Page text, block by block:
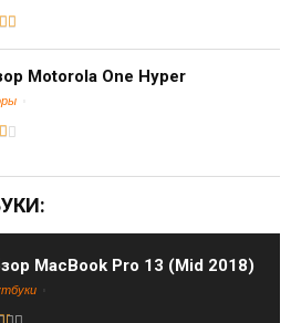
Motorola One Hyper
MacBook Pro 13 (Mid 2018)